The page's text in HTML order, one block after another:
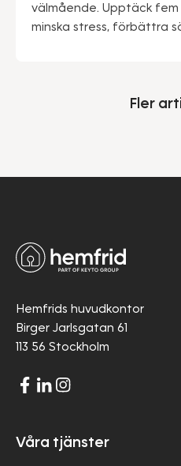
välmående. Upptäck
minska stress, förbättra
Fler
Hemfrids huvudkontor
Birger Jarlsgatan 61
113 56 Stockholm
Våra tjänster